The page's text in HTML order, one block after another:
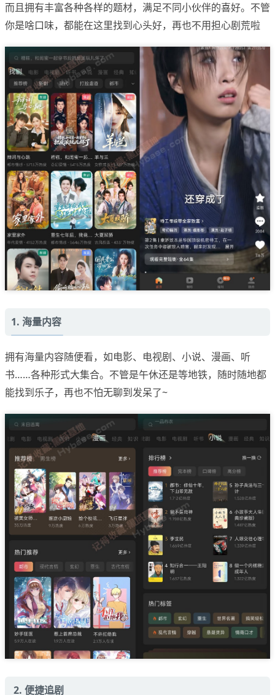
而且拥有丰富各种各样的题材，满足不同小伙伴的喜好。不管
你是啥口味，都能在这里找到心头好，再也不用担心剧荒啦
1. 海量内容
拥有海量内容随便看，如电影、电视剧、小说、漫画、听
书……各种形式大集合。不管是午休还是等地铁，随时随地都
能找到乐子，再也不怕无聊到发呆了~
2. 便捷追剧